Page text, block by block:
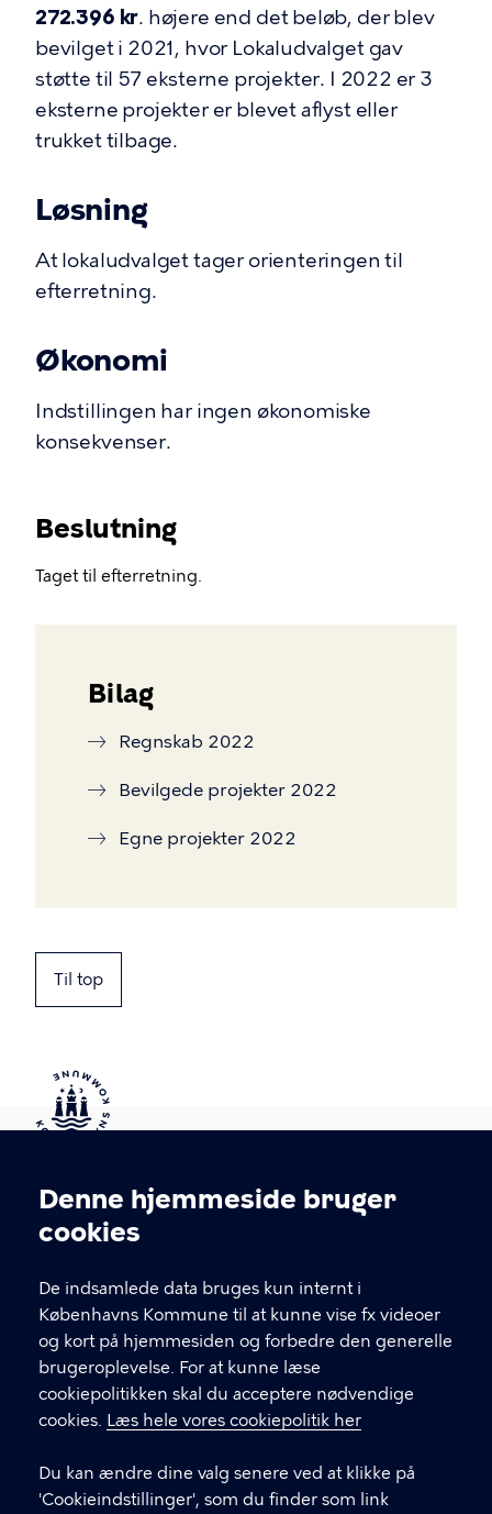
Cookieindstillinger
Denne hjemmeside bruger
cookies
De indsamlede data bruges kun internt i
Københavns Kommune til at kunne vise fx videoer
og kort på hjemmesiden og forbedre den generelle
brugeroplevelse. For at kunne læse
cookiepolitikken skal du acceptere nødvendige
cookies. Læs hele vores cookiepolitik her
Du kan ændre dine valg senere ved at klikke på
'Cookieindstillinger', som du finder som link
272.396 kr. højere end det beløb, der blev
bevilget i 2021, hvor Lokaludvalget gav
støtte til 57 eksterne projekter. I 2022 er 3
eksterne projekter er blevet aflyst eller
trukket tilbage.
Løsning
At lokaludvalget tager orienteringen til
efterretning.
Økonomi
Indstillingen har ingen økonomiske
konsekvenser.
Beslutning
Taget til efterretning.
Bilag
Regnskab 2022
Bevilgede projekter 2022
Egne projekter 2022
Til top
Kontakt Københavns Kommune
T
fFind andre kontakter her
CVR-nummer64942212
GENVEJE
Digital Post